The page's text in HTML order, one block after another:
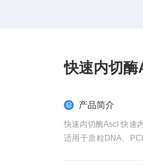
快速内切
产品简介
快速内切酶AscI 快速
适用于质粒DNA、